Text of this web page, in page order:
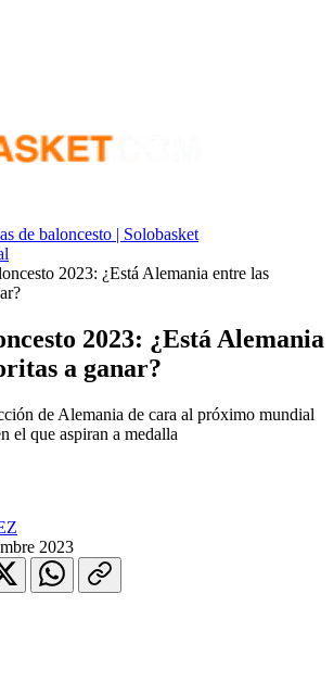
de baloncesto | Solobasket
2023: ¿Está Alemania entre las
2023: ¿Está Alemania
a ganar?
de Alemania de cara al próximo mundial
el que aspiran a medalla
2023